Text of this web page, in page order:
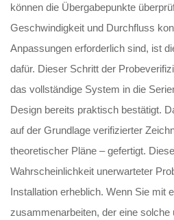
können die Übergabepunkte
Geschwindigkeit und Durchfluss
Anpassungen erforderlich sind, ist
dafür. Dieser Schritt der
das vollständige System in die
Design bereits praktisch bestätigt.
auf der Grundlage verifizierter
theoretischer Pläne – gefertigt.
Wahrscheinlichkeit unerwarteter
Installation erheblich. Wenn Sie mit
zusammenarbeiten, der eine solche